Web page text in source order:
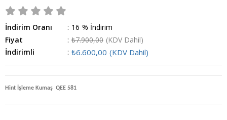
İndirim Oranı : %
16
İndirim
Fiyat
: ₺7.900,00 (KDV Dahil)
İndirimli
: ₺6.600,00 (KDV Dahil)
Hint İşleme Kumaş QEE 581